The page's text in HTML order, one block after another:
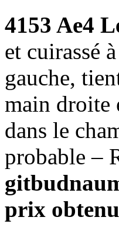
4153 Ae4
et cuirassé
gauche,
main droite
dans le
probable –
prix